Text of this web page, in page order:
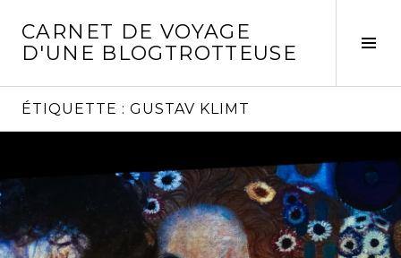
contenu
CARNET DE VOYAGE
D'UNE BLOGTROTTEUSE
ÉTIQUETTE : GUSTAV KLIMT